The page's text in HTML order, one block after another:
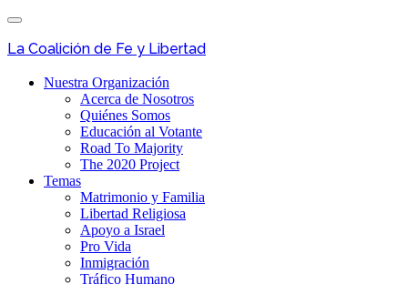
Skip
main
Toggle
navigation
La Coalición de Fe y Libertad
Nuestra Organización
Acerca de Nosotros
Quiénes Somos
Educación al Votante
Road To Majority
The 2020 Project
Temas
Matrimonio y Familia
Libertad Religiosa
Apoyo a Israel
Pro Vida
Inmigración
Tráfico Humano